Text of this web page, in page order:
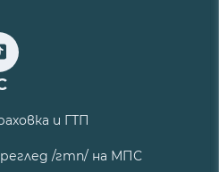
и ГТП
/гтп/ на МПС